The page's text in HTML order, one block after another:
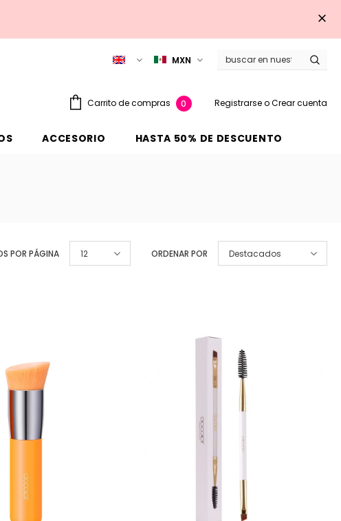
MXN
Carrito de compras 0 RegistrarseoCrear cuenta
ACCESORIO HASTA 50% DE DESCUENTO
POR PÁGINA 12 ORDENAR POR Destacados